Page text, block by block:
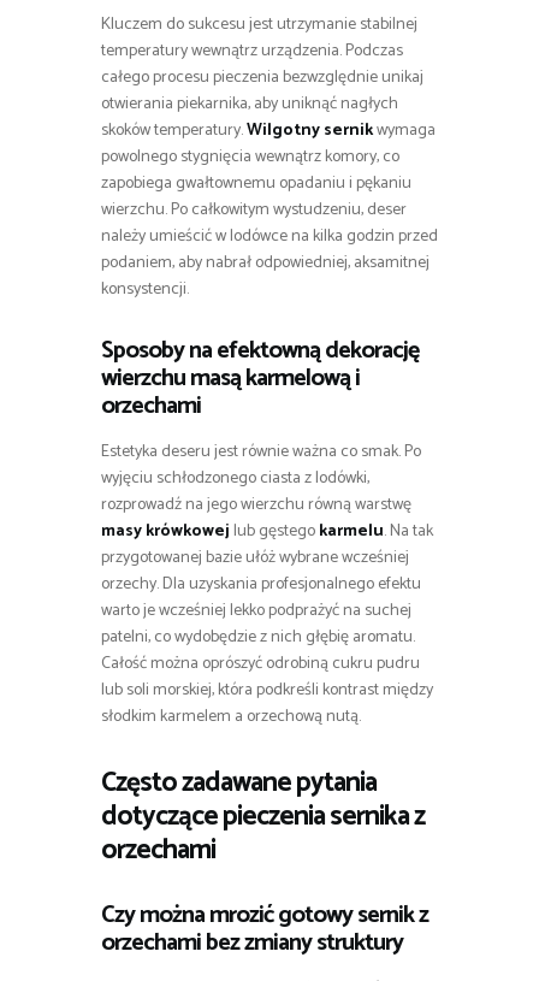
Kluczem do sukcesu jest utrzymanie stabilnej
temperatury wewnątrz urządzenia. Podczas
całego procesu pieczenia bezwzględnie unikaj
otwierania piekarnika, aby uniknąć nagłych
skoków temperatury.Wilgotny sernikwymaga
powolnego stygnięcia wewnątrz komory, co
zapobiega gwałtownemu opadaniu i pękaniu
wierzchu. Po całkowitym wystudzeniu, deser
należy umieścić w lodówce na kilka godzin przed
podaniem, aby nabrał odpowiedniej, aksamitnej
konsystencji.
Sposoby na efektowną dekorację
wierzchu masą karmelową i
orzechami
Estetyka deseru jest równie ważna co smak. Po
wyjęciu schłodzonego ciasta z lodówki,
rozprowadź na jego wierzchu równą warstwę
masy krówkowej lub gęstegokarmelu. Na tak
przygotowanej bazie ułóż wybrane wcześniej
orzechy. Dla uzyskania profesjonalnego efektu
warto je wcześniej lekko podprażyć na suchej
patelni, co wydobędzie z nich głębię aromatu.
Całość można oprószyć odrobiną cukru pudru
lub soli morskiej, która podkreśli kontrast między
słodkim karmelem a orzechową nutą.
Często zadawane pytania
dotyczące pieczenia sernika z
orzechami
Czy można mrozić gotowy sernik z
orzechami bez zmiany struktury